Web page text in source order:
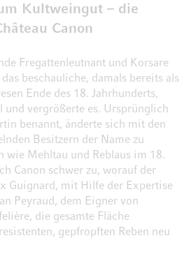
Kultweingut – die
Canon
Fregattenleutnant und Korsare
beschauliche, damals bereits als
Ende des 18. Jahrhunderts,
und vergrößerte es. Ursprünglich
benannt, änderte sich mit den
Besitzern der Name zu
wie Mehltau und Reblaus im 18.
Canon schwer zu, worauf der
Guignard, mit Hilfe der Expertise
Peyraud, dem Eigner von
die gesamte Fläche
gepfropften Reben neu